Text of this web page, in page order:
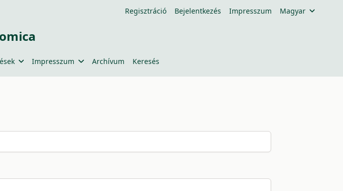
Regisztráció Bejelentkezés Impresszum Magyar
Impresszum Archívum Keresés